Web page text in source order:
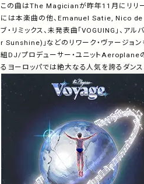
この曲はThe Magicianが昨年11 月にリリ
には本楽曲の他、Emanuel Satie, Nico
ブ・リミックス、未発表曲「VOGUING」、アル
r Sunshine)」などのリワーク・ヴァージョ
組DJ/プロデューサー・ユニットAeroplane
るヨーロッパでは絶大なる人気を誇るダンス